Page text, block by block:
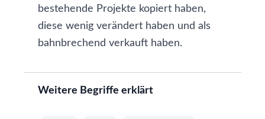
bestehende Projekte kopiert haben,
diese wenig verändert haben und als
bahnbrechend verkauft haben.
Weitere Begriffe erklärt